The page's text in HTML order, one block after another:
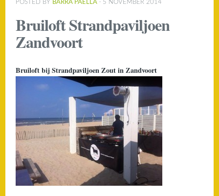
POSTED BY BARRA PAELLA · 5 NOVEMBER 2014
Bruiloft Strandpaviljoen
Zandvoort
Bruiloft bij Strandpaviljoen Zout in Zandvoort